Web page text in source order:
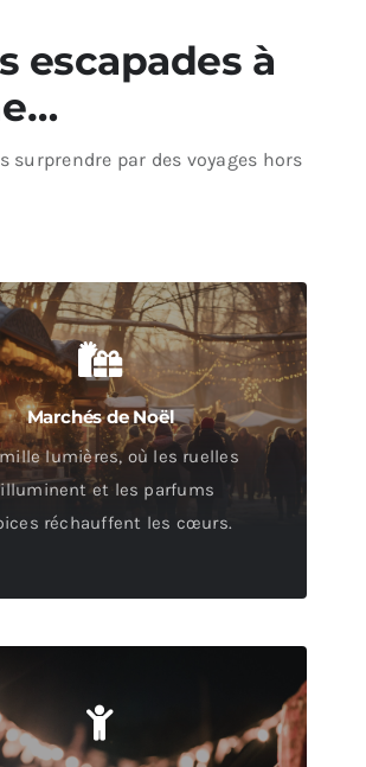
escapades à
surprendre par des voyages hors
Marchés de Noël
lumières, où les ruelles
et les parfums
réchauffent les cœurs.